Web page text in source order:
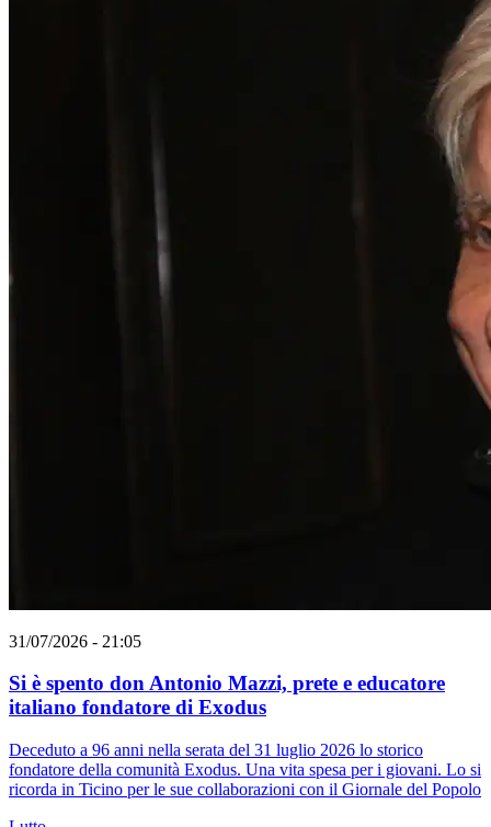
31/07/2026 - 21:05
Si è spento don Antonio Mazzi, prete e educatore
italiano fondatore di Exodus
Deceduto a 96 anni nella serata del 31 luglio 2026 lo storico
fondatore della comunità Exodus. Una vita spesa per i giovani. Lo si
ricorda in Ticino per le sue collaborazioni con il Giornale del Popolo